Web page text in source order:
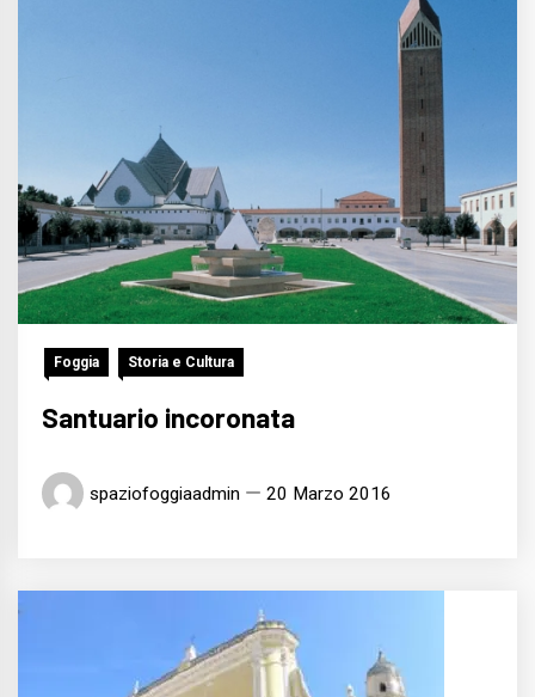
Foggia Storia e Cultura
Santuario incoronata
spaziofoggiaadmin 20 Marzo 2016